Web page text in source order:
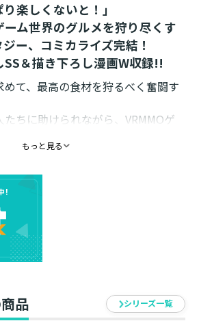
楽しくないと！」
ム世界のグルメを狩り尽くす
ー、コミカライズ完結！
＆描き下ろし漫画W収録!!
て、最高の食材を狩るべく奮闘す
たちに助けられながら、VRMMOゲ
イヤーたちとNPCのいざこざは増え
ない！
生きている』
し、幼馴染たちと合流したアリス
壊を防ぐことができるのか？
しくないと！」
世界のグルメを狩り尽くす
もっと見る
品 シリーズ一覧